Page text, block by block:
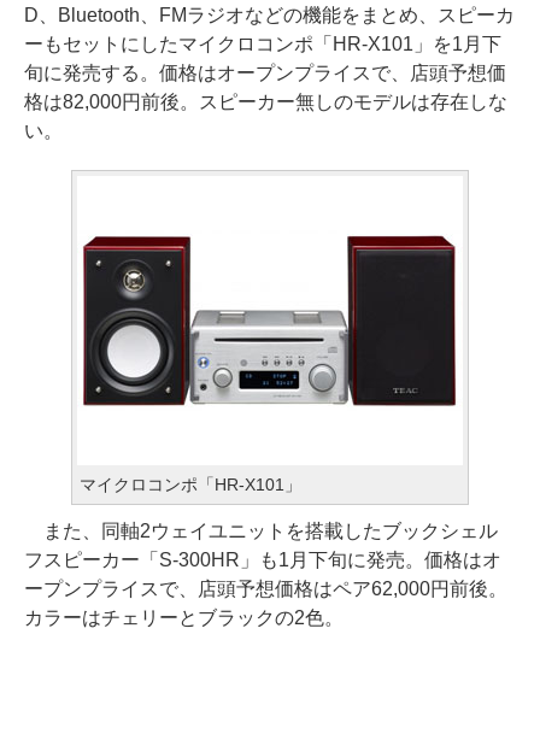
D、Bluetooth、FMラジオなどの機能をまとめ、スピーカ
ーもセットにしたマイクロコンポ「HR-X101」を1月下
旬に発売する。価格はオープンプライスで、店頭予想価
格は82,000円前後。スピーカー無しのモデルは存在しな
い。
マイクロコンポ「HR-X101」
また、同軸2ウェイユニットを搭載したブックシェル
フスピーカー「S-300HR」も1月下旬に発売。価格はオ
ープンプライスで、店頭予想価格はペア62,000円前後。
カラーはチェリーとブラックの2色。